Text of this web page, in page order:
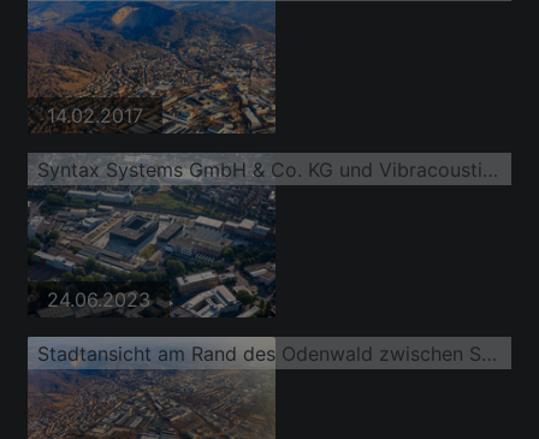
14.02.2017
Syntax Systems GmbH & Co. KG und Vibracoustic SE & Co. KG
24.06.2023
Stadtansicht am Rand des Odenwald zwischen Steinbruch und Industriegebiet (Freudenberg GmbH) aus Norden